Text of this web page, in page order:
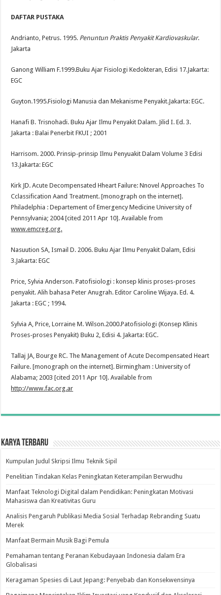
DAFTAR PUSTAKA
Andrianto, Petrus. 1995. Penuntun Praktis Penyakit Kardiovaskular.
Jakarta
Ganong William F.1999.Buku Ajar Fisiologi Kedokteran, Edisi 17.Jakarta:
EGC
Guyton.1995.Fisiologi Manusia dan Mekanisme Penyakit.Jakarta: EGC.
Hanafi B. Trisnohadi. Buku Ajar Ilmu Penyakit Dalam. Jilid I. Ed. 3.
Jakarta : Balai Penerbit FKUI ; 2001
Harrisom. 2000. Prinsip-prinsip Ilmu Penyuakit Dalam Volume 3 Edisi
13.Jakarta: EGC
Kirk JD. Acute Decompensated Hheart Failure: Nnovel Approaches To
Cclassification Aand Treatment. [monograph on the internet].
Philadelphia : Departement of Emergency Medicine University of
Pennsylvania; 2004 [cited 2011 Apr 10]. Available from
www.emcreg.org.
Nasuution SA, Ismail D. 2006. Buku Ajar Ilmu Penyakit Dalam, Edisi
3.Jakarta: EGC
Price, Sylvia Anderson. Patofisiologi : konsep klinis proses-proses
penyakit. Alih bahasa Peter Anugrah. Editor Caroline Wijaya. Ed. 4.
Jakarta : EGC ; 1994.
Sylvia A, Price, Lorraine M. Wilson.2000.Patofisiologi (Konsep Klinis
Proses-proses Penyakit) Buku 2, Edisi 4. Jakarta: EGC.
Tallaj JA, Bourge RC. The Management of Acute Decompensated Heart
Failure. [monograph on the internet]. Birmingham : University of
Alabama; 2003 [cited 2011 Apr 10]. Available from
http://www.fac.org.ar
Karya Terbaru
Kumpulan Judul Skripsi Ilmu Teknik Sipil
Penelitian Tindakan Kelas Peningkatan Keterampilan Berwudhu
Manfaat Teknologi Digital dalam Pendidikan: Peningkatan Motivasi
Mahasiswa dan Kreativitas Guru
Analisis Pengaruh Publikasi Media Sosial Terhadap Rebranding Suatu
Merek
Manfaat Bermain Musik Bagi Pemula
Pemahaman tentang Peranan Kebudayaan Indonesia dalam Era
Globalisasi
Keragaman Spesies di Laut Jepang: Penyebab dan Konsekwensinya